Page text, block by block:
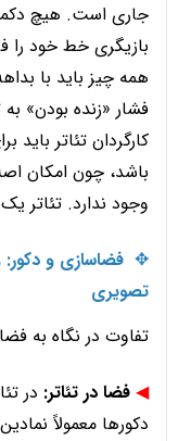
جاری است. هیچ
بازیگری خط خود را
همه چیز باید با
فشار «زنده بودن»
کارگردان تئاتر
باشد، چون امکان
وجود ندارد. تئاتر
✥ فضاسازی و دکور:
تصویری
تفاوت در نگاه به
◀ فضا در تئاتر: در
دکورها معمولاً